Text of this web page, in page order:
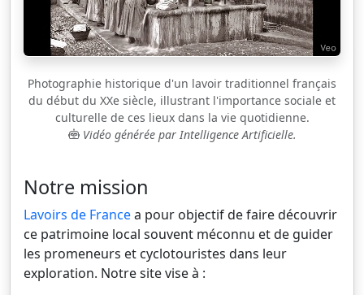
Photographie historique d'un lavoir traditionnel français
du début du XXe siècle, illustrant l'importance sociale et
culturelle de ces lieux dans la vie quotidienne.
Vidéo générée par Intelligence Artificielle.
Notre mission
Lavoirs de Francea pour objectif de faire découvrir
ce patrimoine local souvent méconnu et de guider
les promeneurs et cyclotouristes dans leur
exploration. Notre site vise à :